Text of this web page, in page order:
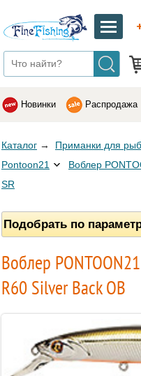
Новинки Распродажа
Каталог → Приманки для
Pontoon21
Воблер
SR
Подобрать по
Воблер
R60 Silver Back OB